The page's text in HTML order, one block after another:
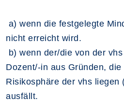
a) wenn die festgelegte
nicht erreicht wird.
b) wenn der/die von der
Dozent/-in aus Gründen,
Risikosphäre der vhs liegen
ausfällt.